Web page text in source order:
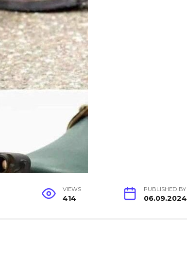
VIEWS
414
PUBLISHED BY
06.09.2024